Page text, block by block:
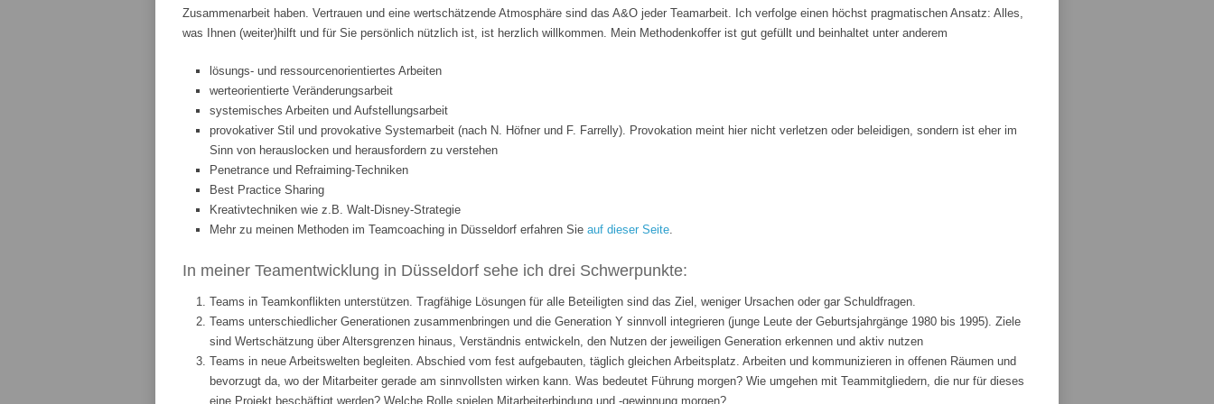
Zusammenarbeit haben. Vertrauen und eine wertschätzende Atmosphäre sind das A&O jeder Teamarbeit. Ich verfolge einen höchst pragmatischen Ansatz: Alles,
was Ihnen (weiter)hilft und für Sie persönlich nützlich ist, ist herzlich willkommen. Mein Methodenkoffer ist gut gefüllt und beinhaltet unter anderem
lösungs- und ressourcenorientiertes Arbeiten
werteorientierte Veränderungsarbeit
systemisches Arbeiten und Aufstellungsarbeit
provokativer Stil und provokative Systemarbeit (nach N. Höfner und F. Farrelly). Provokation meint hier nicht verletzen oder beleidigen, sondern ist eher im
Sinn von herauslocken und herausfordern zu verstehen
Penetrance und Refraiming-Techniken
Best Practice Sharing
Kreativtechniken wie z.B. Walt-Disney-Strategie
Mehr zu meinen Methoden im Teamcoaching in Düsseldorf erfahren Sie auf dieser Seite.
In meiner Teamentwicklung in Düsseldorf sehe ich drei Schwerpunkte:
Teams in Teamkonflikten unterstützen. Tragfähige Lösungen für alle Beteiligten sind das Ziel, weniger Ursachen oder gar Schuldfragen.
Teams unterschiedlicher Generationen zusammenbringen und die Generation Y sinnvoll integrieren (junge Leute der Geburtsjahrgänge 1980 bis 1995). Ziele
sind Wertschätzung über Altersgrenzen hinaus, Verständnis entwickeln, den Nutzen der jeweiligen Generation erkennen und aktiv nutzen
Teams in neue Arbeitswelten begleiten. Abschied vom fest aufgebauten, täglich gleichen Arbeitsplatz. Arbeiten und kommunizieren in offenen Räumen und
bevorzugt da, wo der Mitarbeiter gerade am sinnvollsten wirken kann. Was bedeutet Führung morgen? Wie umgehen mit Teammitgliedern, die nur für dieses
eine Projekt beschäftigt werden? Welche Rolle spielen Mitarbeiterbindung und -gewinnung morgen?